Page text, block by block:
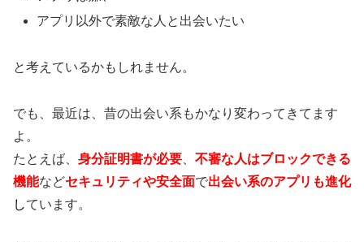
アプリ以外で素敵な人と出会いたい
と考えているかもしれません。
でも、最近は、昔の出会い系もかなり変わってきてます
よ。
たとえば、 身分証明書が必要
不審な人はブロックできる
機能などセキュリティや安全面で出会い系のアプリも進化
しています。